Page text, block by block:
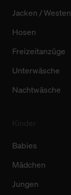
Jacken / Westen
Hosen
Freizeitanzüge
Unterwäsche
Nachtwäsche
Babies
Mädchen
Jungen